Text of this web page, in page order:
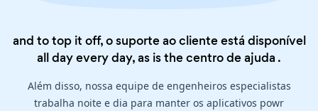
and to top it off, o suporte ao cliente está disponível
all day every day, as is thecentro de ajuda .
Além disso, nossa equipe de engenheiros especialistas
trabalha noite e dia para manter os aplicativos powr